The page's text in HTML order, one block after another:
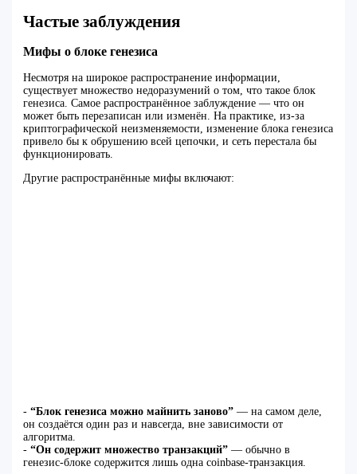
Частые заблуждения
Мифы о блоке генезиса
Несмотря на широкое распространение информации,
существует множество недоразумений о том, что такое блок
генезиса. Самое распространённое заблуждение — что он
может быть перезаписан или изменён. На практике, из-за
криптографической неизменяемости, изменение блока генезиса
привело бы к обрушению всей цепочки, и сеть перестала бы
функционировать.
Другие распространённые мифы включают:
-“Блок генезиса можно майнить заново” — на самом деле,
он создаётся один раз и навсегда, вне зависимости от
алгоритма.
-“Он содержит множество транзакций” — обычно в
генезис-блоке содержится лишь одна coinbase-транзакция.